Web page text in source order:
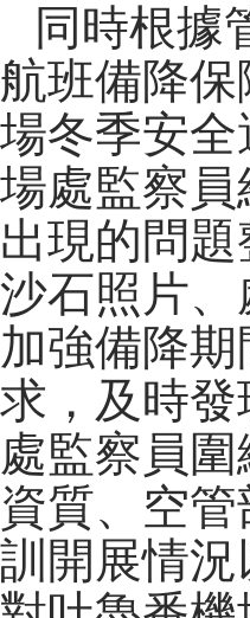
同時根據
航班備降
場冬季安
場處監察
出現的問
沙石照片
加強備降
求，及時發
處監察員
資質、空
訓開展情